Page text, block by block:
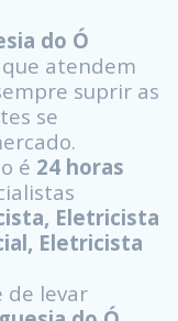
do Ó
atendem
suprir as
se
é 24 horas
Eletricista
Eletricista
de levar